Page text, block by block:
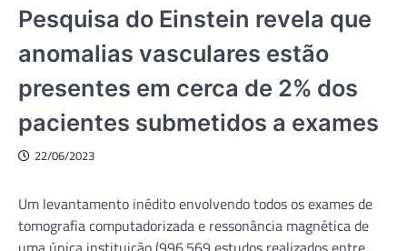
Pesquisa do Einstein revela que
anomalias vasculares estão
presentes em cerca de 2% dos
pacientes submetidos a exames
22/06/2023
Um levantamento inédito envolvendo todos os exames de
tomografia computadorizada e ressonância magnética de